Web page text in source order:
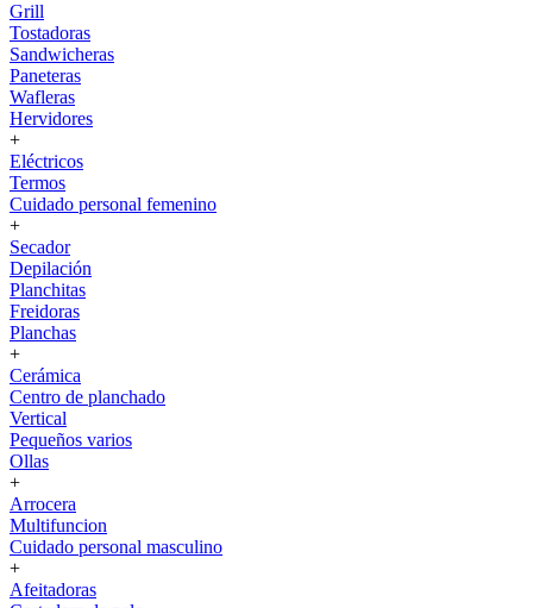
Grill
Tostadoras
Sandwicheras
Paneteras
Wafleras
Hervidores
+
Eléctricos
Termos
Cuidado personal femenino
+
Secador
Depilación
Planchitas
Freidoras
Planchas
+
Cerámica
Centro de planchado
Vertical
Pequeños varios
Ollas
+
Arrocera
Multifuncion
Cuidado personal masculino
+
Afeitadoras